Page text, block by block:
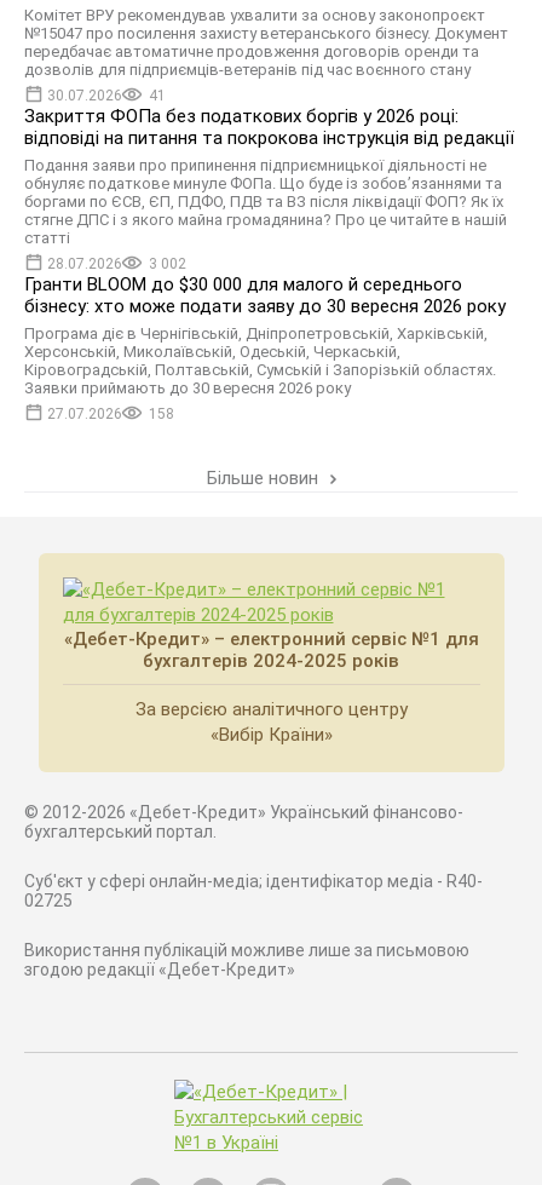
Комітет ВРУ рекомендував ухвалити за основу законопроєкт
№15047 про посилення захисту ветеранського бізнесу. Документ
передбачає автоматичне продовження договорів оренди та
дозволів для підприємців-ветеранів під час воєнного стану
30.07.2026 41
Закриття ФОПа без податкових боргів у 2026 році:
відповіді на питання та покрокова інструкція від редакції
Подання заяви про припинення підприємницької діяльності не
обнуляє податкове минуле ФОПа. Що буде із зобов’язаннями та
боргами по ЄСВ, ЄП, ПДФО, ПДВ та ВЗ після ліквідації ФОП? Як їх
стягне ДПС і з якого майна громадянина? Про це читайте в нашій
статті
28.07.2026 3 002
Гранти BLOOM до $30 000 для малого й середнього
бізнесу: хто може подати заяву до 30 вересня 2026 року
Програма діє в Чернігівській, Дніпропетровській, Харківській,
Херсонській, Миколаївській, Одеській, Черкаській,
Кіровоградській, Полтавській, Сумській і Запорізькій областях.
Заявки приймають до 30 вересня 2026 року
27.07.2026 158
Більше новин
«Дебет-Кредит» – електронний сервіс №1 для
бухгалтерів 2024-2025 років
За версією аналітичного центру
«Вибір Країни»
© 2012-2026 «Дебет-Кредит» Український фінансово-
бухгалтерський портал.
Суб'єкт у сфері онлайн-медіа; ідентифікатор медіа - R40-
02725
Використання публікацій можливе лише за письмовою
згодою редакції «Дебет-Кредит»